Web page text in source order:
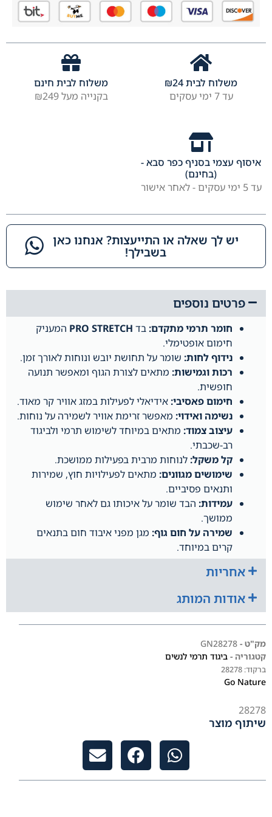
פרטים נוספים
חומר תרמי מתקדם:בד PRO STRETCH המעניק
חימום אופטימלי.
נידוף לחות: שומר על תחושת יובש ונוחות לאורך זמן.
רכות וגמישות: מתאים לצורת הגוף ומאפשר תנועה
חופשית.
חימום פאסיבי:אידיאלי לפעילות במזג אוויר קר מאוד.
נשימה ואידוי: מאפשר זרימת אוויר לשמירה על נוחות.
עיצוב צמוד: מתאים במיוחד לשימוש תרמי ולביגוד
רב-שכבתי.
קל משקל:לנוחות מרבית בפעילות ממושכת.
שימושים מגוונים: מתאים לפעילויות חוץ, שמירות
ותנאים פסיביים.
עמידות: הבד שומר על איכותו גם לאחר שימוש
ממושך.
שמירה על חום גוף: מגן מפני איבוד חום בתנאים
קרים במיוחד.
אחריות
אודות המותג
מק"ט - GN28278
קטגוריה - ביגוד תרמי לנשים
ברקוד: 28278
Go Nature
28278
שיתוף מוצר
משלוח לבית ₪24
עד 7 ימי עסקים
משלוח לבית חינם
בקנייה מעל ₪249
איסוף עצמי בסניף כפר סבא -
(בחינם)
עד 5 ימי עסקים - לאחר אישור
יש לך שאלה או התייעצות? אנחנו כאן
בשבילך!​